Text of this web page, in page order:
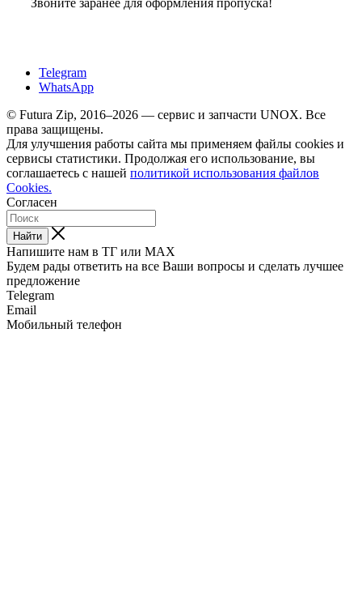
Telegram
WhatsApp
© Futura Zip, 2016–2026 — сервис и запчасти UNOX. Все
права защищены.
Для улучшения работы сайта мы применяем файлы cookies и
сервисы статистики. Продолжая его использование, вы
соглашаетесь с нашей политикой использования файлов
Cookies.
Согласен
Найти
Напишите нам в ТГ или MAX
Будем рады ответить на все Ваши вопросы и сделать лучшее
предложение
Telegram
Email
Мобильный телефон